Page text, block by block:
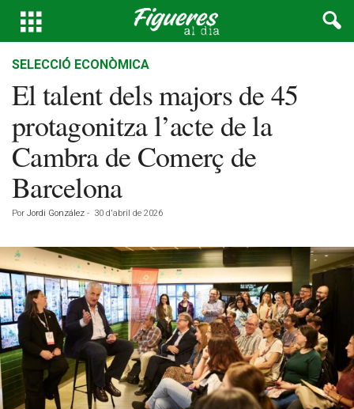
SELECCIÓ ECONÒMICA
El talent dels majors de 45
protagonitza l’acte de la
Cambra de Comerç de
Barcelona
Por Jordi González - 30 d'abril de 2026